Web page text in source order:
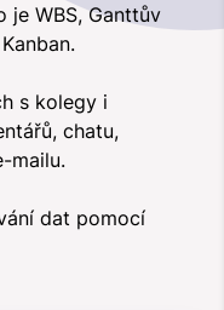
je WBS, Ganttův
s kolegy i
chatu,
mailu.
dat pomocí